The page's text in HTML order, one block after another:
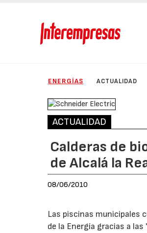
ENERGÍAS ACTUALIDAD
ACTUALIDAD
Calderas de
de Alcalá la
08/06/2010
Las piscinas municipales
de la Energía gracias a